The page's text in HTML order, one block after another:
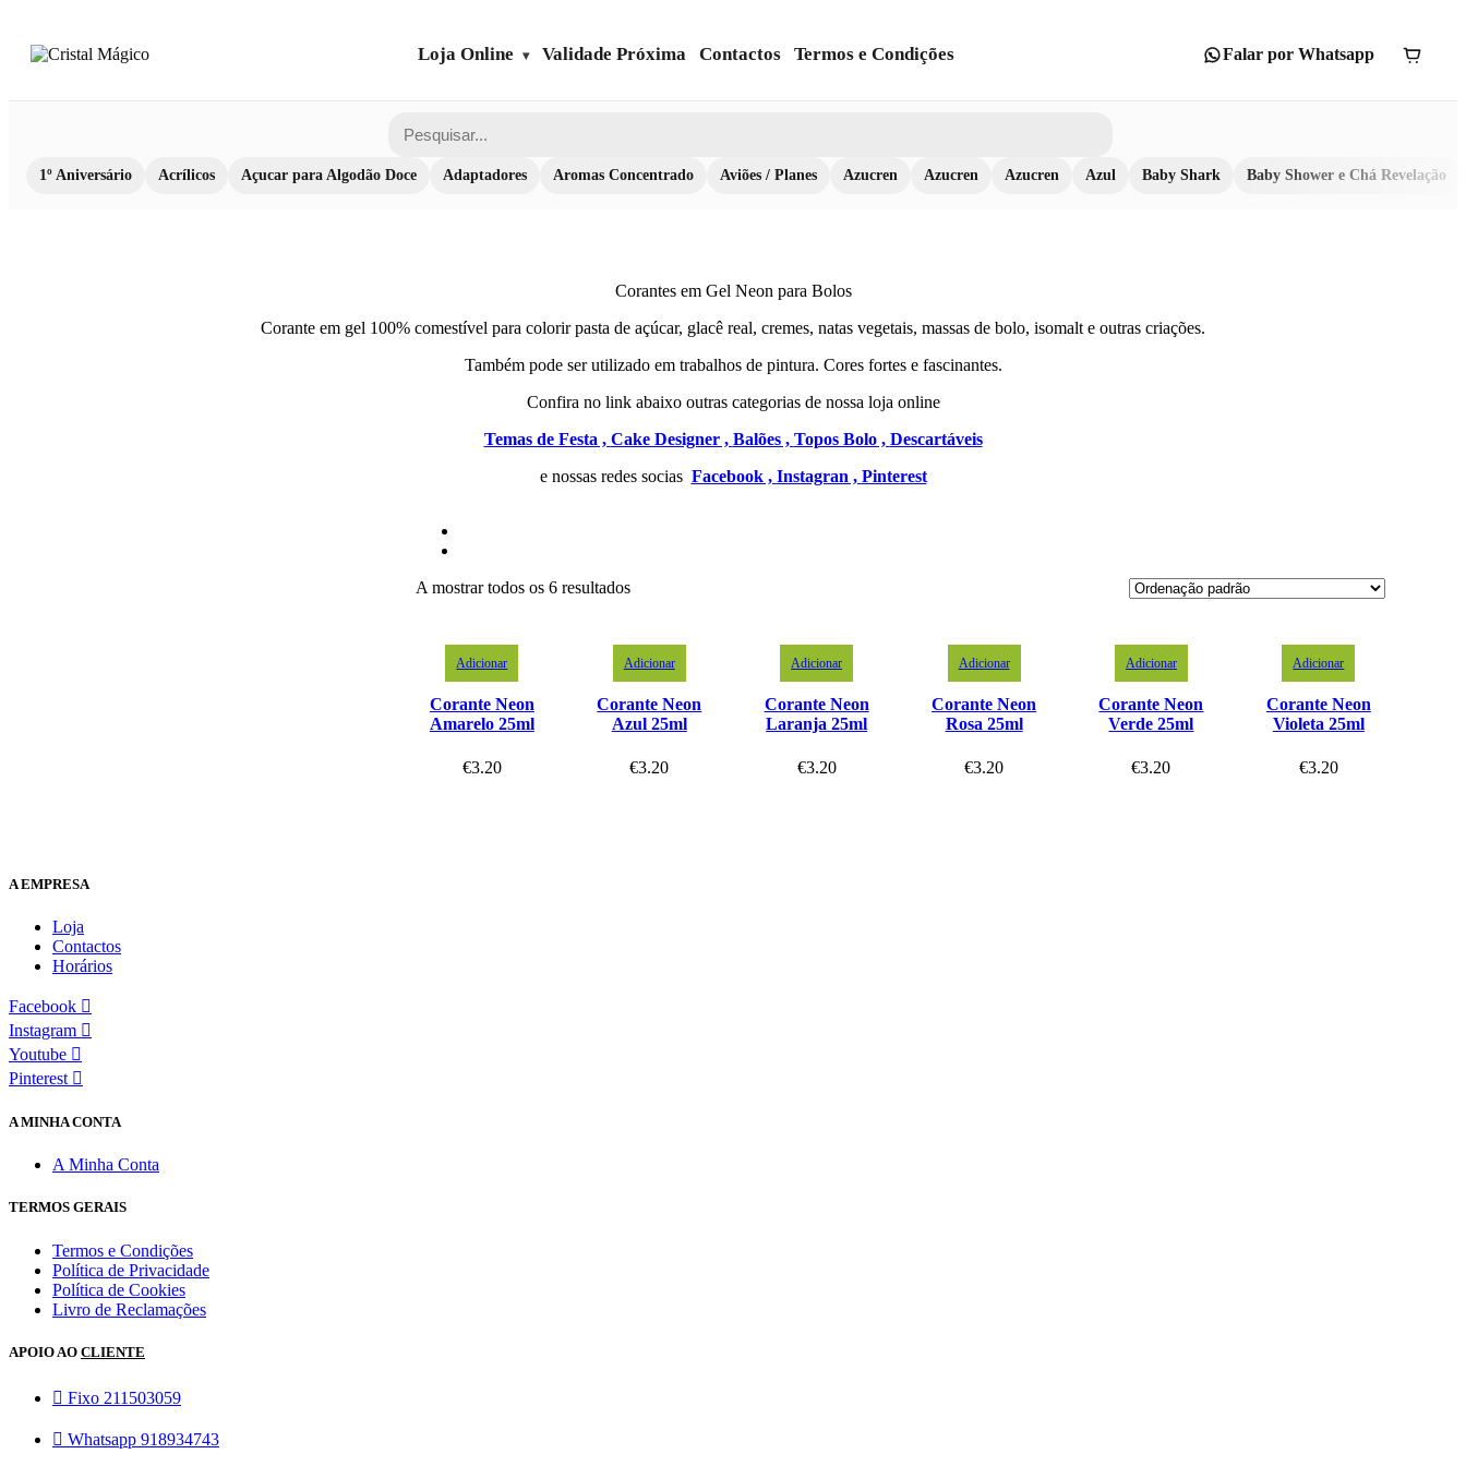
Loja Online Validade Próxima Contactos Termos e Condições Falar por Whatsapp
1º Aniversário Acrílicos Açucar para Algodão Doce Adaptadores Aromas Concentrado Aviões / Planes Azucren Azucren Azucren Azul Baby Shark Baby Shower e Chá Revelação
Corantes em Gel Neon para Bolos
Corante em gel 100% comestível para colorir pasta de açúcar, glacê real, cremes, natas vegetais, massas de bolo, isomalt e outras criações.
Também pode ser utilizado em trabalhos de pintura. Cores fortes e fascinantes.
Confira no link abaixo outras categorias de nossa loja online
Temas de Festa , Cake Designer , Balões , Topos Bolo , Descartáveis
e nossas redes socias Facebook , Instagran , Pinterest
A mostrar todos os 6 resultados
Adicionar
Corante Neon
Amarelo 25ml
€3.20
Adicionar
Corante Neon
Azul 25ml
€3.20
Adicionar
Corante Neon
Laranja 25ml
€3.20
Adicionar
Corante Neon
Rosa 25ml
€3.20
Adicionar
Corante Neon
Verde 25ml
€3.20
Adicionar
Corante Neon
Violeta 25ml
€3.20
A EMPRESA
Loja
Contactos
Horários
Facebook
Instagram
Youtube
Pinterest
A MINHA CONTA
A Minha Conta
TERMOS GERAIS
Termos e Condições
Política de Privacidade
Política de Cookies
Livro de Reclamações
APOIO AO CLIENTE
Fixo 211503059
Whatsapp 918934743